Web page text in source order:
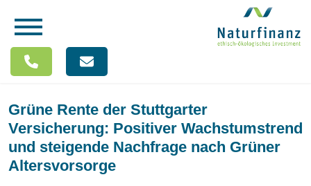
Grüne Rente der Stuttgarter
Versicherung: Positiver Wachstumstrend
und steigende Nachfrage nach Grüner
Altersvorsorge